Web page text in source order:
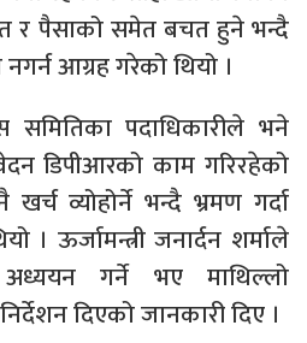
र पैसाको समेत बचत हुने भन्दै
आग्रह गरेको थियो ।
समितिका पदाधिकारीले भने
डिपीआरको काम गरिरहेको
व्योहोर्ने भन्दै भ्रमण गर्दा
। ऊर्जामन्त्री जनार्दन शर्माले
गर्ने भए माथिल्लो
दिएको जानकारी दिए ।